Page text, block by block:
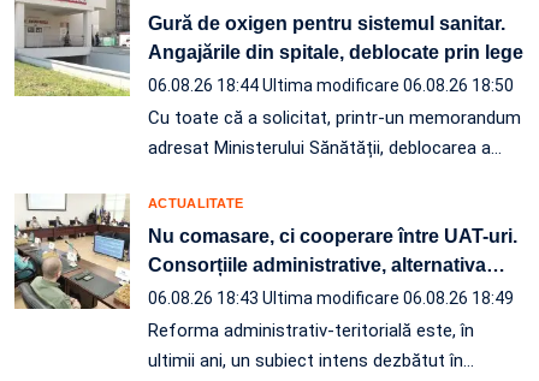
Gură de oxigen pentru sistemul sanitar.
Angajările din spitale, deblocate prin lege
06.08.26 18:44Ultima modificare 06.08.26 18:50
Cu toate că a solicitat, printr-un memorandum
adresat Ministerului Sănătății, deblocarea a…
ACTUALITATE
Nu comasare, ci cooperare între UAT-uri.
Consorțiile administrative, alternativa…
06.08.26 18:43 Ultima modificare 06.08.26 18:49
Reforma administrativ-teritorială este, în
ultimii ani, un subiect intens dezbătut în…